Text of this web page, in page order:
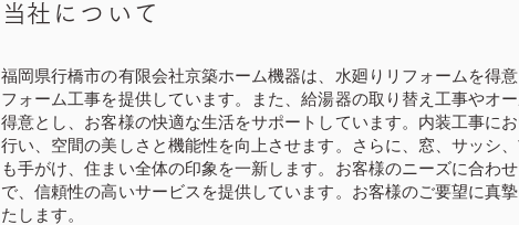
​当社について
福岡県行橋市の有限会社京築ホーム機器は、水廻りリフォームを得
フォーム工事を提供しています。また、給湯器の取り替え工事やオ
得意とし、お客様の快適な生活をサポートしています。内装工事に
行い、空間の美しさと機能性を向上させます。さらに、窓、サッシ
も手がけ、住まい全体の印象を一新します。お客様のニーズに合わ
で、信頼性の高いサービスを提供しています。お客様のご要望に真
たします。